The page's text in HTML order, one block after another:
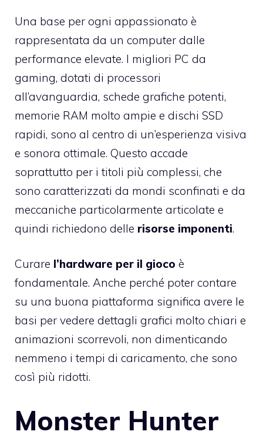
Una base per ogni appassionato è
rappresentata da un computer dalle
performance elevate. I migliori PC da
gaming, dotati di processori
all’avanguardia, schede grafiche potenti,
memorie RAM molto ampie e dischi SSD
rapidi, sono al centro di un’esperienza visiva
e sonora ottimale. Questo accade
soprattutto per i titoli più complessi, che
sono caratterizzati da mondi sconfinati e da
meccaniche particolarmente articolate e
quindi richiedono delle risorse imponenti.
Curare l’hardware per il gioco è
fondamentale. Anche perché poter contare
su una buona piattaforma significa avere le
basi per vedere dettagli grafici molto chiari e
animazioni scorrevoli, non dimenticando
nemmeno i tempi di caricamento, che sono
così più ridotti.
Monster Hunter